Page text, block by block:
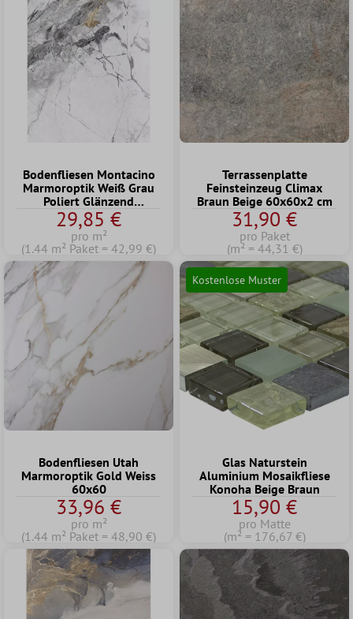
Bodenfliesen Montacino
Marmoroptik Weiß Grau
Poliert Glänzend
60x120cm
29,85 €
pro m²
(1.44 m² Paket = 42,99 €)
Terrassenplatte
Feinsteinzeug Climax
Braun Beige 60x60x2 cm
31,90 €
pro Paket
(m² = 44,31 €)
Bodenfliesen Utah
Marmoroptik Gold Weiss
60x60
33,96 €
pro m²
(1.44 m² Paket = 48,90 €)
Kostenlose Muster
Glas Naturstein
Aluminium Mosaikfliese
Konoha Beige Braun
15,90 €
pro Matte
(m² = 176,67 €)